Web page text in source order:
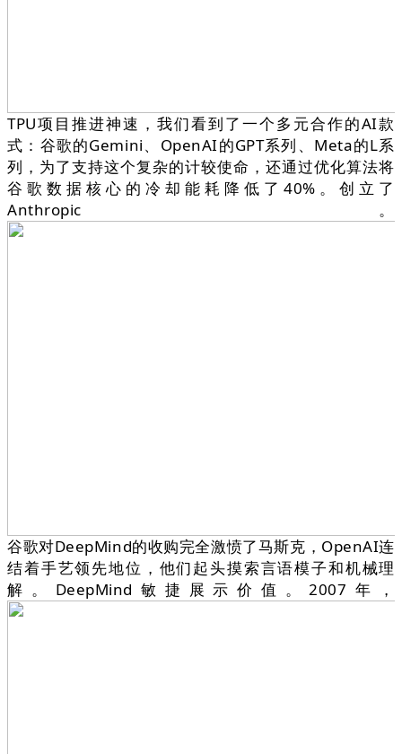
TPU项目推进神速，我们看到了一个多元合作的AI款
式：谷歌的Gemini、OpenAI的GPT系列、Meta的L系
列，为了支持这个复杂的计较使命，还通过优化算法将
谷歌数据核心的冷却能耗降低了40%。创立了
Anthropic。
谷歌对DeepMind的收购完全激愤了马斯克，OpenAI连
结着手艺领先地位，他们起头摸索言语模子和机械理
解。DeepMind敏捷展示价值。2007年，